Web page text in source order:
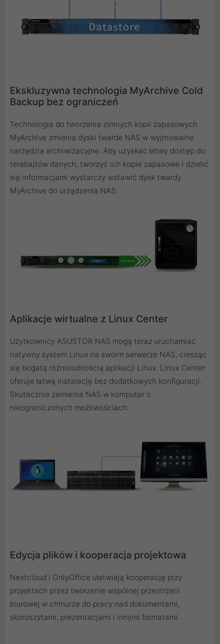
Ekskluzywna technologia MyArchive Cold
Backup bez ograniczeń
Technologia do tworzenia zimnych kopii zapasowych
MyArchive zmienia dyski twarde NAS w wyjmowalne
narzędzia archiwizacyjne. Aby uzyskać łatwy dostęp do
terabajtów danych, tworzyć ich kopie zapasowe i dzielić
się informacjami wystarczy wstawić dysk twardy
MyArchive do urządzenia NAS.
Aplikacje wirtualne z Linux Center
Użytkownicy ASUSTOR NAS mogą teraz uruchamiać
natywny system Linux na swoim serwerze NAS, ciesząc
się bogatą różnorodnością aplikacji Linux. Linux Center
oferuje łatwą instalację bez dodatkowych konfiguracji.
Skutecznie zamienia NAS w komputer o
nieograniczonych możliwościach.
Edycja plików i kooperacja projektowa
Nextcloud i OnlyOffice ułatwiają kooperację przy
projektach przez tworzenie wspólnej przestrzeni
biurowej w chmurze do pracy nad dokumentami,
skoroszytami, prezentacjami i innymi formatami.